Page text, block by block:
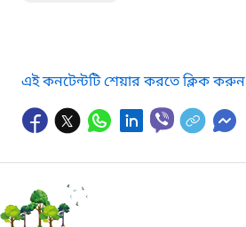
এই কনটেন্টটি শেয়ার করতে ক্লিক করুন